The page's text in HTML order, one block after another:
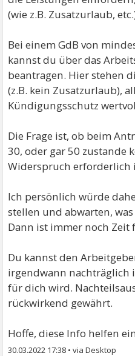
(wie z.B. Zusatzurlaub,
Bei einem GdB von
kannst du über das
beantragen. Hier stehen
(z.B. kein Zusatzurlaub),
Kündigungsschutz
Die Frage ist, ob beim
30, oder gar 50 zustande
Widerspruch erforderlich
Ich persönlich würde
stellen und abwarten,
Dann ist immer noch Zeit
Du kannst den
irgendwann nachträglich
für dich wird.
rückwirkend gewährt.
Hoffe, diese Info helfen
30.03.2022 17:38 •